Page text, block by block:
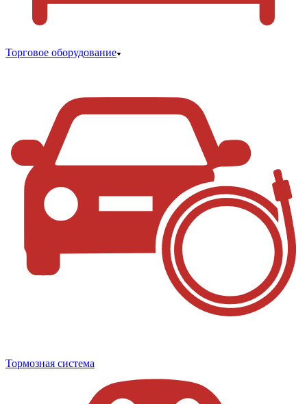
Торговое оборудование
Тормозная система